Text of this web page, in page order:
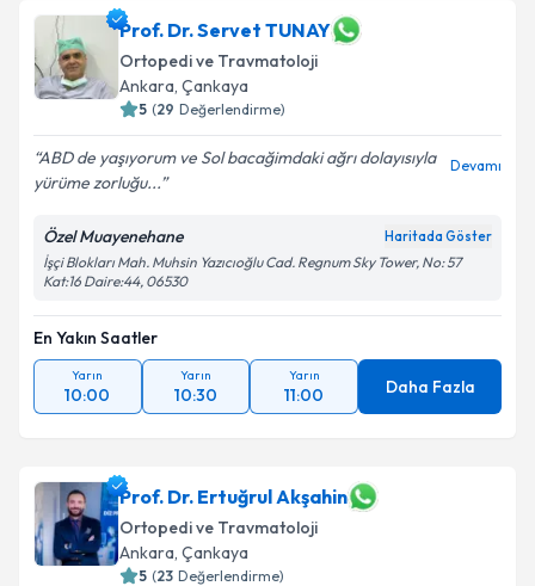
Prof. Dr. Servet TUNAY
Ortopedi ve Travmatoloji
Ankara, Çankaya
5 (29 Değerlendirme)
ABD de yaşıyorum ve Sol bacağimdaki ağrı dolayısıyla
yürüme zorluğu...
Devamı
Özel Muayenehane Haritada Göster
İşçi Blokları Mah. Muhsin Yazıcıoğlu Cad. Regnum Sky Tower, No: 57
Kat:16 Daire:44, 06530
En Yakın Saatler
Yarın
10:00
Yarın
10:30
Yarın
11:00 Daha Fazla
Prof. Dr. Ertuğrul Akşahin
Ortopedi ve Travmatoloji
Ankara, Çankaya
5 (23 Değerlendirme)